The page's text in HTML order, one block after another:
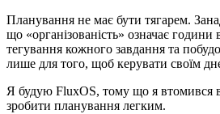
Планування не має бути тягарем.
що «організованість» означає
тегування кожного завдання та
лише для того, щоб керувати своїм
Я будую FluxOS, тому що я втомився
зробити планування легким.